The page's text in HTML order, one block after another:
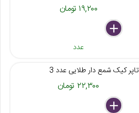
۱۹,۲۰۰ تومان
delete
remove
add
عدد
تاپر کیک شمع دار طلایی عدد 3
۲۲,۳۰۰ تومان
delete
remove
add